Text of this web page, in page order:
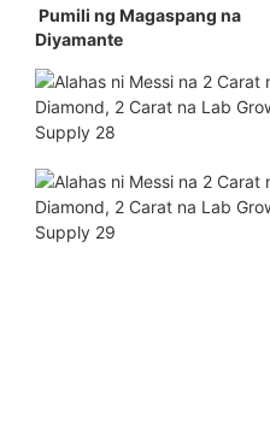
Diyamante